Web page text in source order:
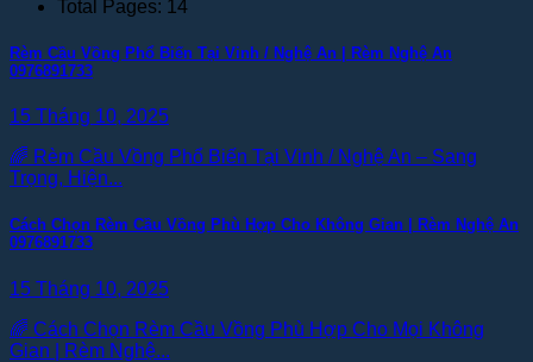
Total Pages: 14
Rèm Cầu Vồng Phổ Biến Tại Vinh / Nghệ An | Rèm Nghệ An
0976891733
15 Tháng 10, 2025
🌈 Rèm Cầu Vồng Phổ Biến Tại Vinh / Nghệ An – Sang
Trọng, Hiện...
Cách Chọn Rèm Cầu Vồng Phù Hợp Cho Không Gian | Rèm Nghệ An
0976891733
15 Tháng 10, 2025
🌈 Cách Chọn Rèm Cầu Vồng Phù Hợp Cho Mọi Không
Gian | Rèm Nghệ...